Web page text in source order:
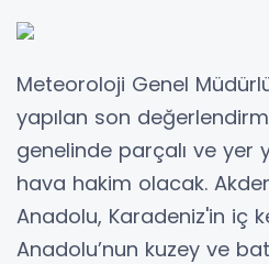
Meteoroloji Genel
yapılan son
genelinde parçalı ve yer
hava hakim olacak.
Anadolu, Karadeniz'in iç
Anadolu’nun kuzey ve